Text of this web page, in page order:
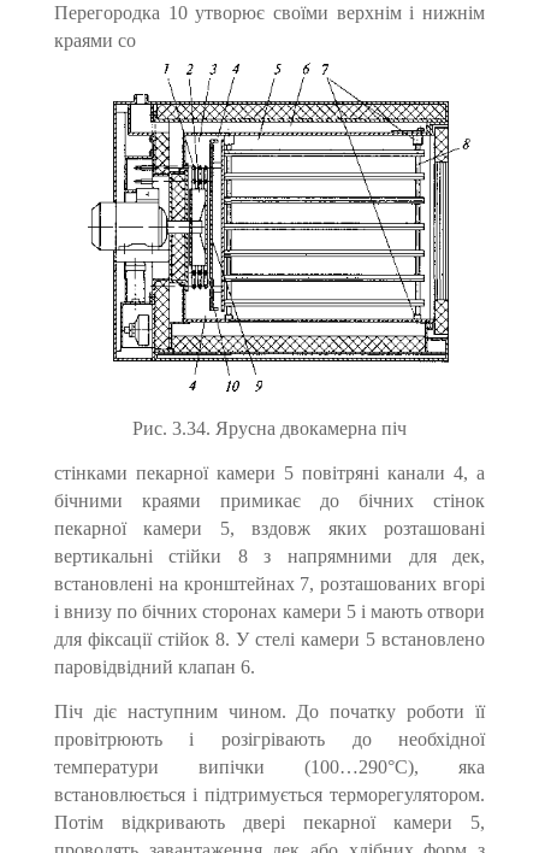
Перегородка 10 утворює своїми верхнім і нижнім
краями со
Рис. 3.34. Ярусна двокамерна піч
стінками пекарної камери 5 повітряні канали 4, а
бічними краями примикає до бічних стінок
пекарної камери 5, вздовж яких розташовані
вертикальні стійки 8 з напрямними для дек,
встановлені на кронштейнах 7, розташованих вгорі
і внизу по бічних сторонах камери 5 і мають отвори
для фіксації стійок 8. У стелі камери 5 встановлено
паровідвідний клапан 6.
Піч діє наступним чином. До початку роботи її
провітрюють і розігрівають до необхідної
температури випічки (100…290°С), яка
встановлюється і підтримується термо­регулятором.
Потім відкривають двері пекарної камери 5,